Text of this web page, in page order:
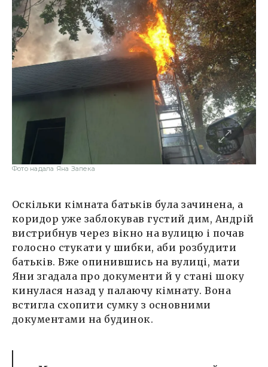
Фото надала Яна Запека
Оскільки кімната батьків була зачинена, а
коридор уже заблокував густий дим, Андрій
вистрибнув через вікно на вулицю і почав
голосно стукати у шибки, аби розбудити
батьків. Вже опинившись на вулиці, мати
Яни згадала про документи й у стані шоку
кинулася назад у палаючу кімнату. Вона
встигла схопити сумку з основними
документами на будинок.